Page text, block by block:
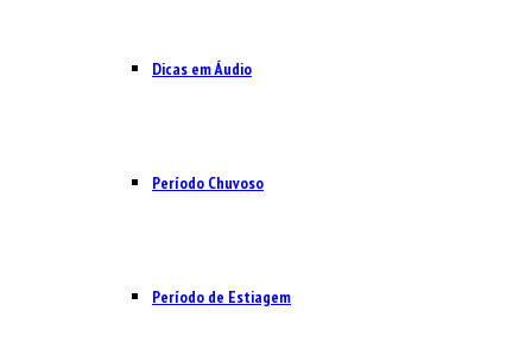
Dicas em Áudio
Período Chuvoso
Período de Estiagem